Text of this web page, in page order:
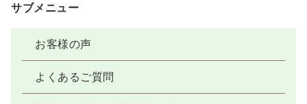
サブメニュー
お客様の声
よくあるご質問